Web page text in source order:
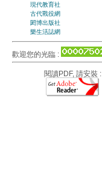
現代教育社
古代戰役網
閎博出版社
樂生活誌網
歡迎您的光臨 :
閱讀PDF, 請安裝 :